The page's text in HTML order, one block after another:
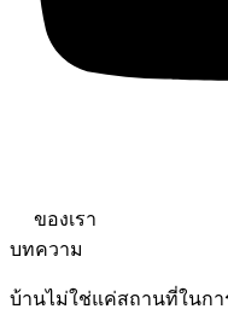
ของเรา
บทความ
บ้านไม่ใช่แค่สถานที่ในก